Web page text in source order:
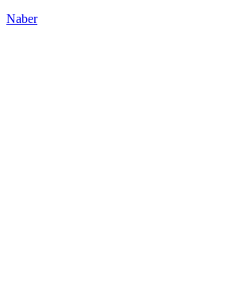
Naber